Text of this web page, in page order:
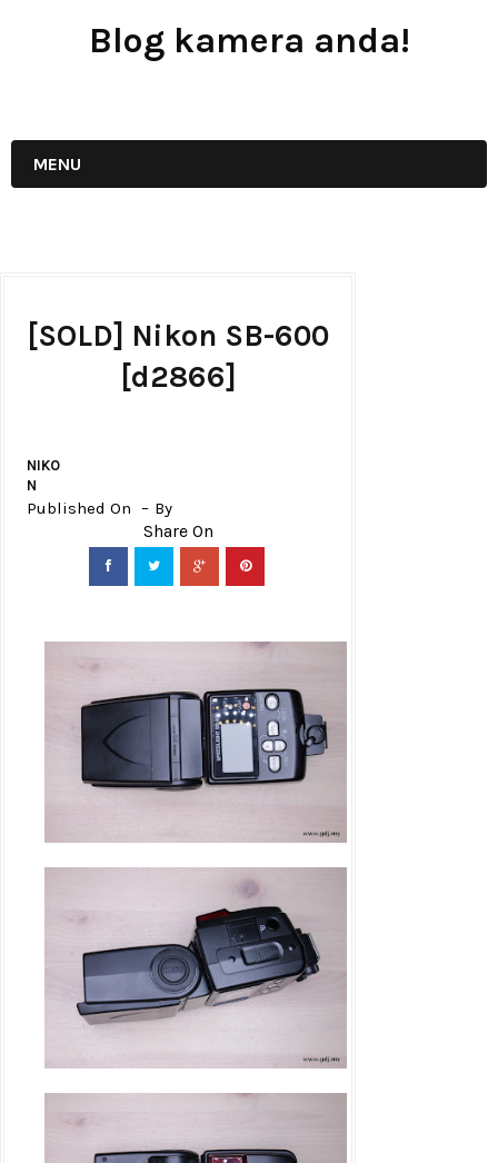
Blog kamera anda!
MENU
[SOLD] Nikon SB-600
[d2866]
NIKO
N
Published On By